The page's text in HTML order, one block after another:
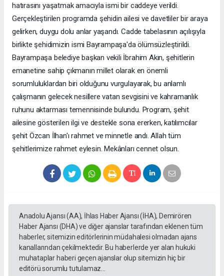
hatırasını yaşatmak amacıyla ismi bir caddeye verildi.
Gerçekleştirilen programda şehidin ailesi ve davetliler bir araya
gelirken, duygu dolu anlar yaşandı. Cadde tabelasının açılışıyla
birlikte şehidimizin ismi Bayrampaşa'da ölümsüzleştirildi.
Bayrampaşa belediye başkan vekili İbrahim Akın, şehitlerin
emanetine sahip çıkmanın millet olarak en önemli
sorumluluklardan biri olduğunu vurgulayarak, bu anlamlı
çalışmanın gelecek nesillere vatan sevgisini ve kahramanlık
ruhunu aktarması temennisinde bulundu. Program, şehit
ailesine gösterilen ilgi ve destekle sona ererken, katılımcılar
şehit Özcan İlhan'ı rahmet ve minnetle andı. Allah tüm
şehitlerimize rahmet eylesin. Mekânları cennet olsun.
Anadolu Ajansı (AA), İhlas Haber Ajansı (İHA), Demirören
Haber Ajansı (DHA) ve diğer ajanslar tarafından eklenen tüm
haberler, sitemizin editörlerinin müdahalesi olmadan ajans
kanallarından çekilmektedir. Bu haberlerde yer alan hukuki
muhataplar haberi geçen ajanslar olup sitemizin hiç bir
editörü sorumlu tutulamaz...